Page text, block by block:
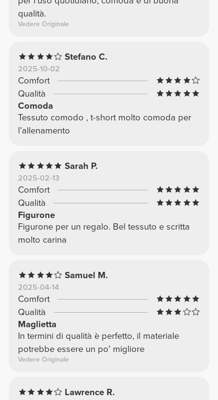
qualità.
Vedere Originale
Stefano C.
2025-10-02
Comfort
Qualità
Comoda
Tessuto comodo , t-short molto comoda per
l’allenamento
Sarah P.
2025-02-13
Comfort
Qualità
Figurone
Figurone per un regalo. Bel tessuto e scritta
molto carina
Samuel M.
2025-04-14
Comfort
Qualità
Maglietta
In termini di qualità è perfetto, il materiale
potrebbe essere un po' migliore
Vedere Originale
Lawrence R.